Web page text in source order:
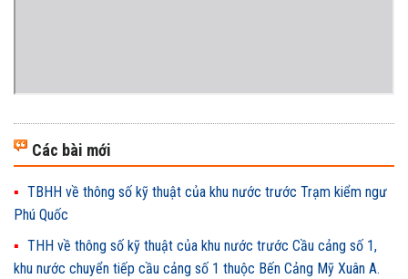
Các bài mới
TBHH về thông số kỹ thuật của khu nước trước Trạm kiểm ngư
Phú Quốc
THH về thông số kỹ thuật của khu nước trước Cầu cảng số 1,
khu nước chuyển tiếp cầu cảng số 1 thuộc Bến Cảng Mỹ Xuân A.